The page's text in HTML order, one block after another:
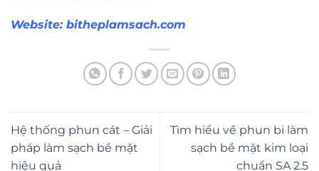
Website: bitheplamsach.com
Hệ thống phun cát – Giải
pháp làm sạch bề mặt
hiệu quả
Tìm hiểu về phun bi làm
sạch bề mặt kim loại
chuẩn SA 2.5